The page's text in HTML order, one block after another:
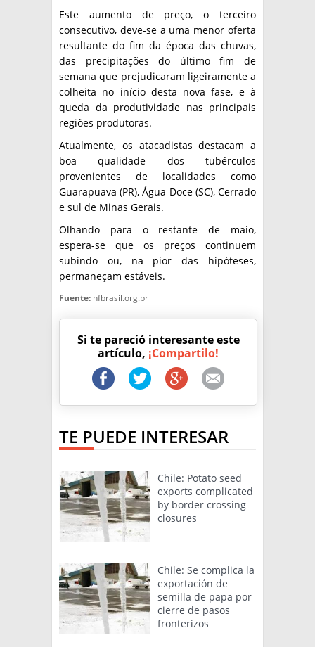
Este aumento de preço, o terceiro
consecutivo, deve-se a uma menor oferta
resultante do fim da época das chuvas,
das precipitações do último fim de
semana que prejudicaram ligeiramente a
colheita no início desta nova fase, e à
queda da produtividade nas principais
regiões produtoras.
Atualmente, os atacadistas destacam a
boa qualidade dos tubérculos
provenientes de localidades como
Guarapuava (PR), Água Doce (SC), Cerrado
e sul de Minas Gerais.
Olhando para o restante de maio,
espera-se que os preços continuem
subindo ou, na pior das hipóteses,
permaneçam estáveis.
Fuente: hfbrasil.org.br
Si te pareció interesante este
artículo, ¡Compartilo!
TE PUEDE INTERESAR
Chile: Potato seed
exports complicated
by border crossing
closures
Chile: Se complica la
exportación de
semilla de papa por
cierre de pasos
fronterizos